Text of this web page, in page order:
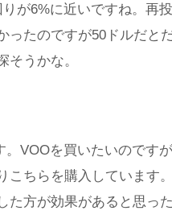
が6%に近いですね。再
たのですが50ドルだと
そうかな。
VOOを買いたいのです
こちらを購入しています
た方が効果があると思っ